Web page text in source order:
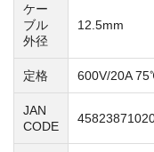
ケー
ブル
外径
12.5mm
定格 600V/20A
JAN
CODE